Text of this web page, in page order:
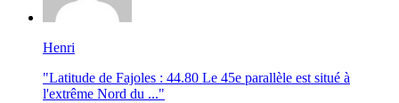
Henri
"Latitude de Fajoles : 44.80 Le 45e parallèle est situé à
l'extrême Nord du ..."